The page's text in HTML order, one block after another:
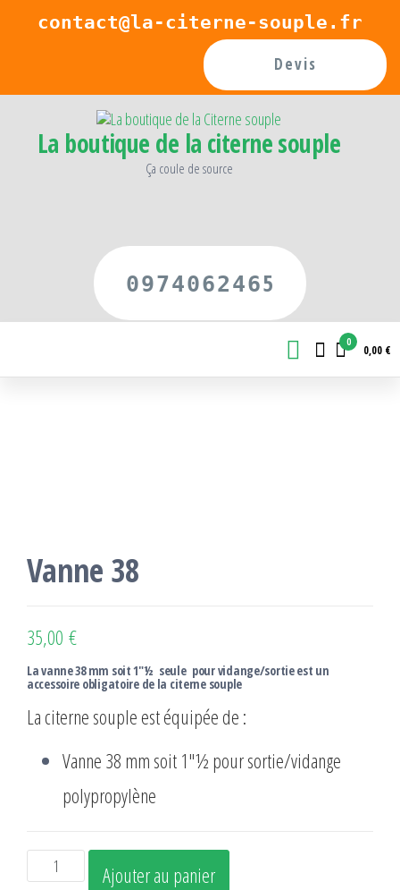
Passercontact@la-citerne-souple.fr
Devis
La boutique de la citerne souple
Ça coule de source
0974062465
0
0,00 €
Vanne 38
35,00 €
La vanne 38 mm soit 1″½ seule pour vidange/sortie est un
accessoire obligatoire de la citerne souple
La citerne souple estéquipée de :
Vanne 38 mm soit 1″½ poursortie/vidange
polypropylène
quantité
Ajouter au panier